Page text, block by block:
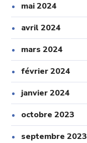
mai 2024
avril 2024
mars 2024
février 2024
janvier 2024
octobre 2023
septembre 2023